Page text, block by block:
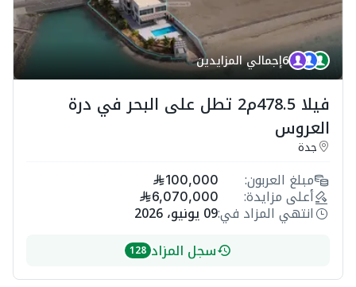
6إجمالي المزايدين
فيلا 478.5م2 تطل على البحر في درة
العروس
جدة
مبلغ العربون: 100,000
أعلى مزايدة: 6,070,000
انتهي المزاد في:09 يونيو، 2026
سجل المزاد 128